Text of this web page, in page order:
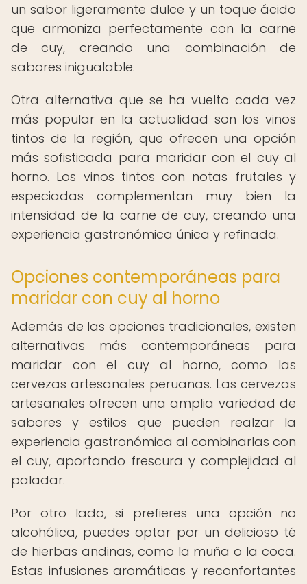
un sabor ligeramente dulce y un toque ácido
que armoniza perfectamente con la carne
de cuy, creando una combinación de
sabores inigualable.
Otra alternativa que se ha vuelto cada vez
más popular en la actualidad son los vinos
tintos de la región, que ofrecen una opción
más sofisticada para maridar con el cuy al
horno. Los vinos tintos con notas frutales y
especiadas complementan muy bien la
intensidad de la carne de cuy, creando una
experiencia gastronómica única y refinada.
Opciones contemporáneas para
maridar con cuy al horno
Además de las opciones tradicionales, existen
alternativas más contemporáneas para
maridar con el cuy al horno, como las
cervezas artesanales peruanas. Las cervezas
artesanales ofrecen una amplia variedad de
sabores y estilos que pueden realzar la
experiencia gastronómica al combinarlas con
el cuy, aportando frescura y complejidad al
paladar.
Por otro lado, si prefieres una opción no
alcohólica, puedes optar por un delicioso té
de hierbas andinas, como la muña o la coca.
Estas infusiones aromáticas y reconfortantes